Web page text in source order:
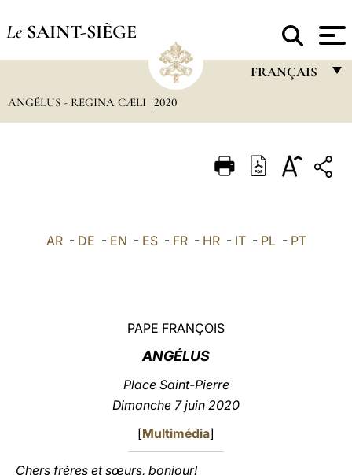
Le SAINT-SIÈGE
FRANÇAIS
ITALIANO
ANGÉLUS - REGINA CÆLI 2020
AR- DE - EN - ES- FR- HR- IT- PL- PT
PAPE FRANÇOIS
ANGÉLUS
PlaceSaint-Pierre
Dimanche 7 juin 2020
[Multimédia]
Chers frères et sœurs, bonjour!